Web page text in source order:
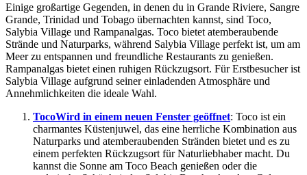
Einige großartige Gegenden, in denen du in Grande Riviere, Sangre
Grande, Trinidad und Tobago übernachten kannst, sind Toco,
Salybia Village und Rampanalgas. Toco bietet atemberaubende
Strände und Naturparks, während Salybia Village perfekt ist, um am
Meer zu entspannen und freundliche Restaurants zu genießen.
Rampanalgas bietet einen ruhigen Rückzugsort. Für Erstbesucher ist
Salybia Village aufgrund seiner einladenden Atmosphäre und
Annehmlichkeiten die ideale Wahl.
TocoWird in einem neuen Fenster geöffnet: Toco ist ein
charmantes Küstenjuwel, das eine herrliche Kombination aus
Naturparks und atemberaubenden Stränden bietet und es zu
einem perfekten Rückzugsort für Naturliebhaber macht. Du
kannst die Sonne am Toco Beach genießen oder die